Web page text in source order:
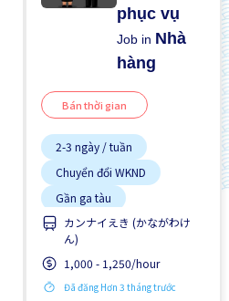
phục vụ
Job in Nhà
hàng
Bán thời gian
2-3 ngày / tuần
Chuyển đổi WKND
Gần ga tàu
Giao dịch đã thanh toán
Vài giờ làm việc
カンナイえき (かながわけ
ん)
1,000 - 1,250/hour
Đã đăng Hơn 3 tháng trước